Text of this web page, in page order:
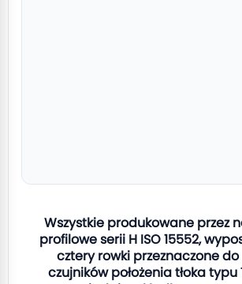
Wszystkie produkowane przez
profilowe serii H ISO 15552,
cztery rowki przeznaczone
czujników położenia tłoka typu